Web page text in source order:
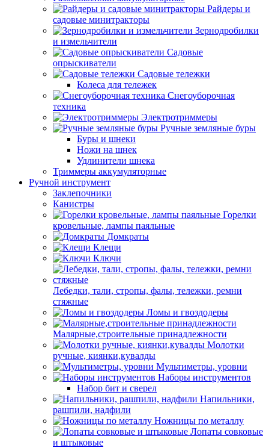
Райдеры и
садовые минитракторы
Зернодробилки
и измельчители
Садовые
опрыскиватели
Садовые тележки
Колеса для тележек
Снегоуборочная
техника
Электротриммеры
Ручные земляные буры
Буры и шнеки
Ножи на шнек
Удлинители шнека
Триммеры аккумуляторные
Ручной инструмент
Заклепочники
Канистры
Горелки
кровельные, лампы паяльные
Домкраты
Клещи
Ключи
Лебедки, тали, стропы, фалы, тележки, ремни
стяжные
Ломы и гвоздодеры
Малярные,строительные принадлежности
Молотки
ручные, киянки,кувалды
Мультиметры, уровни
Наборы инструментов
Набор бит и сверел
Напильники,
рашпили, надфили
Ножницы по металлу
Лопаты совковые
и штыковые